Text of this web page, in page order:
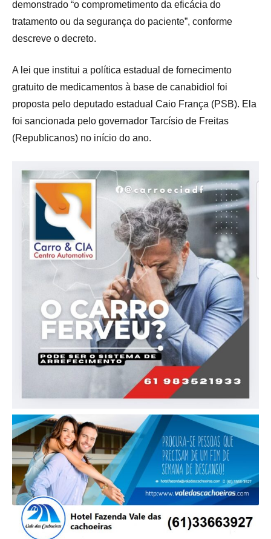
demonstrado “o comprometimento da eficácia do
tratamento ou da segurança do paciente”, conforme
descreve o decreto.
A lei que institui a política estadual de fornecimento
gratuito de medicamentos à base de canabidiol foi
proposta pelo deputado estadual Caio França (PSB). Ela
foi sancionada pelo governador Tarcísio de Freitas
(Republicanos) no início do ano.